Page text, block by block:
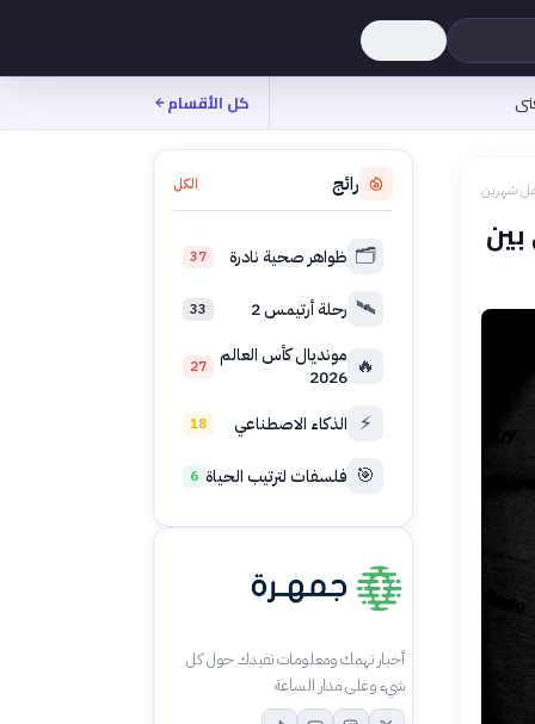
كل الأقسام
شهرين رائج الكل
🗂️ ظواهر صحية نادرة 37
🛰️ رحلة أرتيمس 2 33
🔥 مونديال كأس العالم
2026
27
⚡ الذكاء الاصطناعي 18
🎯 فلسفات لترتيب الحياة 6
أخبار تهمك ومعلومات تفيدك حول كل
شيء وعلى مدار الساعة